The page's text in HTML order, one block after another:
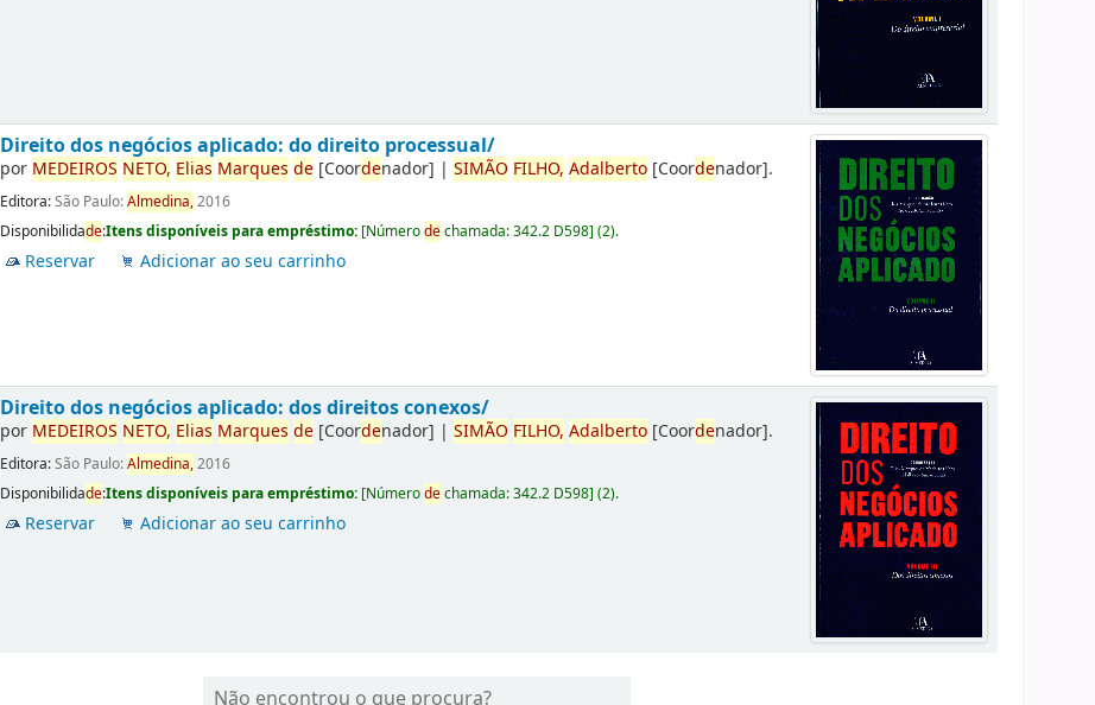
Direito dos negócios aplicado: do direito processual/
por MEDEIROS NETO, Elias Marques de [Coordenador] |SIMÃO FILHO, Adalberto [Coordenador].
Editora:São Paulo:Almedina,2016
Disponibilidade:Itens disponíveis para empréstimo: [Númerodechamada:342.2 D598](2).
Reservar Adicionar ao seu carrinho
Direito dos negócios aplicado: dos direitos conexos/
por MEDEIROS NETO, Elias Marques de [Coordenador] |SIMÃO FILHO, Adalberto [Coordenador].
Editora:São Paulo:Almedina,2016
Disponibilidade:Itens disponíveis para empréstimo: [Númerodechamada:342.2 D598](2).
Reservar Adicionar ao seu carrinho